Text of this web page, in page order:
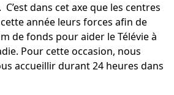
dans cet axe que les centres
année leurs forces afin de
de fonds pour aider le Télévie à
Pour cette occasion, nous
accueillir durant 24 heures dans